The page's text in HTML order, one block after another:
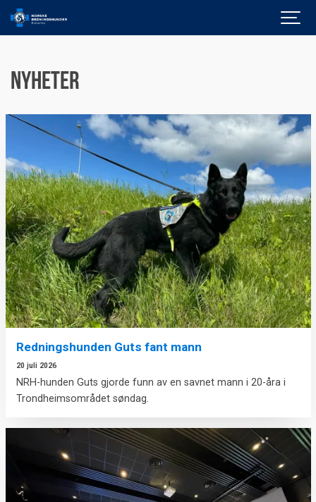
Nyheter
Redningshunden Guts fant mann
20 juli 2026
NRH-hunden Guts gjorde funn av en savnet mann i 20-åra i
Trondheimsområdet søndag.